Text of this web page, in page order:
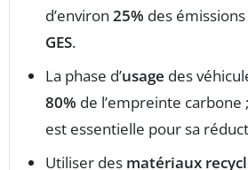
d’environ 25% des
GES.
La phase d’usage des
80% de l’empreinte carbone ;
est essentielle pour sa
Utiliser des matériaux